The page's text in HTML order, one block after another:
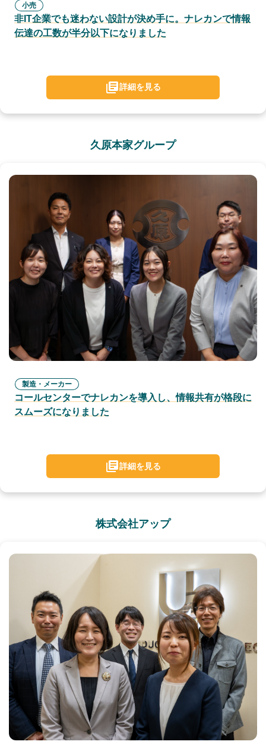
小売
非IT企業でも迷わない設計が決め手に。ナレカンで情報
伝達の工数が半分以下になりました
詳細を見る
久原本家グループ
製造・メーカー
コールセンターでナレカンを導入し、情報共有が格段に
スムーズになりました
詳細を見る
株式会社アップ